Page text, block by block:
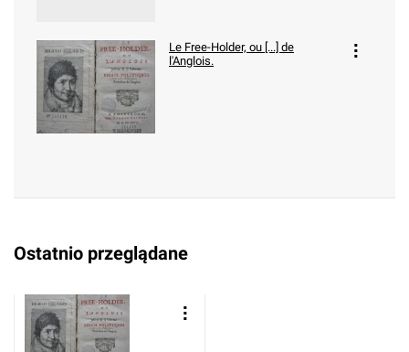
Le Free-Holder, ou [...] de
l'Anglois.
Ostatnio przeglądane